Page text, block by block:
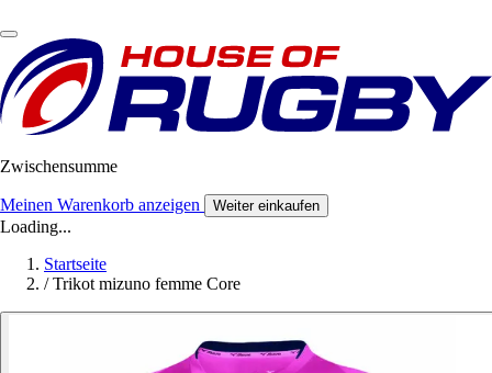
Zwischensumme
Meinen Warenkorb anzeigen Weiter einkaufen
Loading...
Startseite
/ Trikot mizuno femme Core